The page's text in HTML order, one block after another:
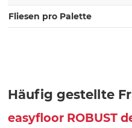
Fliesen pro Palette
Häufig gestellte
easyfloor ROBUST